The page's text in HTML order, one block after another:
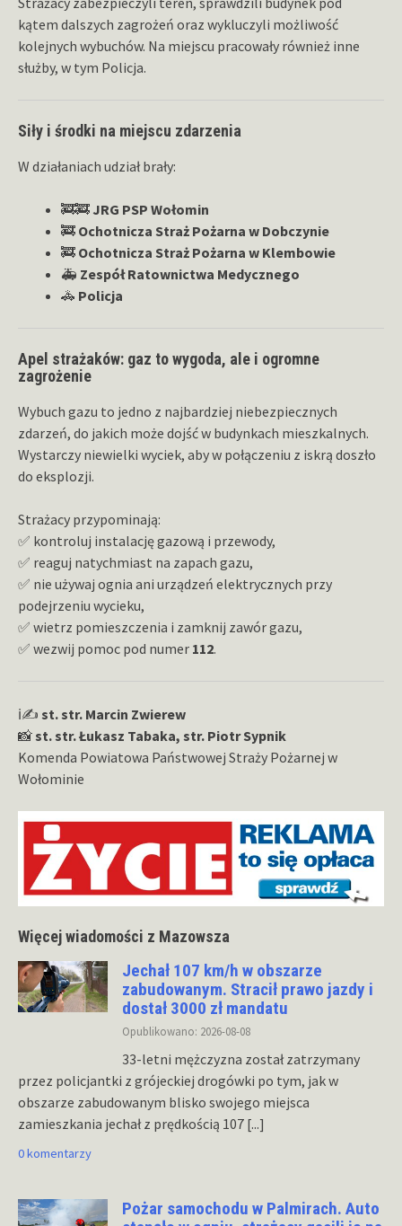
kątem dalszych zagrożeń oraz wykluczyli możliwość
kolejnych wybuchów. Na miejscu pracowały również inne
służby, w tym Policja.
Siły i środki na miejscu zdarzenia
W działaniach udział brały:
🚒🚒 JRG PSP Wołomin
🚒 Ochotnicza Straż Pożarna w Dobczynie
🚒 Ochotnicza Straż Pożarna w Klembowie
🚑 Zespół Ratownictwa Medycznego
🚓 Policja
Apel strażaków: gaz to wygoda, ale i ogromne
zagrożenie
Wybuch gazu to jedno z najbardziej niebezpiecznych
zdarzeń, do jakich może dojść w budynkach mieszkalnych.
Wystarczy niewielki wyciek, aby w połączeniu z iskrą doszło
do eksplozji.
Strażacy przypominają:
✅ kontroluj instalację gazową i przewody,
✅ reaguj natychmiast na zapach gazu,
✅ nie używaj ognia ani urządzeń elektrycznych przy
podejrzeniu wycieku,
✅ wietrz pomieszczenia i zamknij zawór gazu,
✅ wezwij pomoc pod numer 112.
ℹ️✍️ st. str. Marcin Zwierew
📸st. str. Łukasz Tabaka, str. Piotr Sypnik
Komenda Powiatowa Państwowej Straży Pożarnej w
Wołominie
Więcej wiadomości z Mazowsza
Jechał 107 km/h w obszarze
zabudowanym. Stracił prawo jazdy i
dostał 3000 zł mandatu
Opublikowano: 2026-08-08
33-letni mężczyzna został zatrzymany
przez policjantki z grójeckiej drogówki po tym, jak w
obszarze zabudowanym blisko swojego miejsca
zamieszkania jechał z prędkością 107 [...]
0 komentarzy
Pożar samochodu w Palmirach. Auto